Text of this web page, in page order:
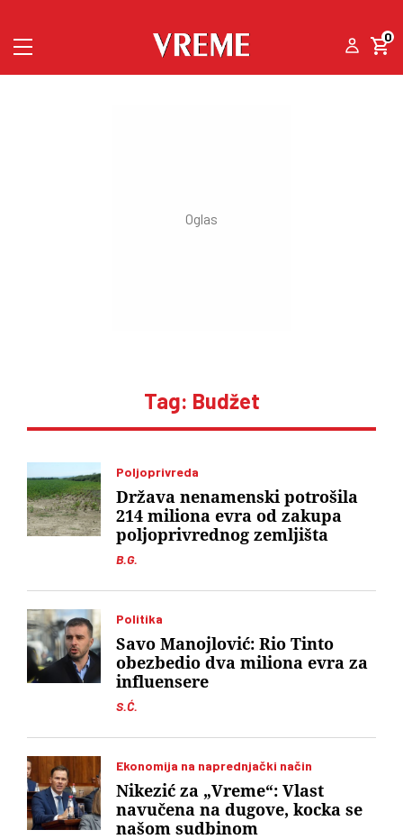
0
Tag: Budžet
Poljoprivreda
B.G.
Država nenamenski potrošila
214 miliona evra od zakupa
poljoprivrednog zemljišta
Politika
S.Ć.
Savo Manojlović: Rio Tinto
obezbedio dva miliona evra za
influensere
Ekonomija na naprednjački način
Nikezić za „Vreme“: Vlast
navučena na dugove, kocka se
našom sudbinom